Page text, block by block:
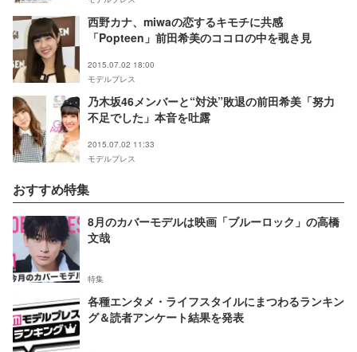
西野カナ、miwaの恋するキモチに共感
「Popteen」前田希美のココロの中を覗き見
2015.07.02 18:00
モデルプレス
乃木坂46メンバーと“対決”敗退の前田希美「努力
不足でした」本音を吐露
2015.07.02 11:33
モデルプレス
おすすめ特集
8月のカバーモデルは映画「ブルーロック」の高橋
文哉
特集
各種エンタメ・ライフスタイルにまつわるランキン
グ＆読者アンケート結果を発表